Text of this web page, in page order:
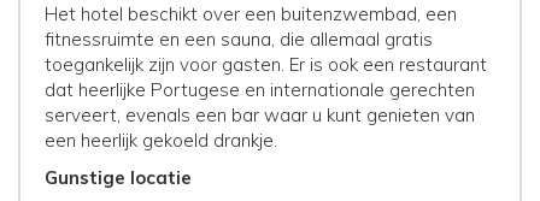
Het hotel beschikt over een buitenzwembad, een
fitnessruimte en een sauna, die allemaal gratis
toegankelijk zijn voor gasten. Er is ook een restaurant
dat heerlijke Portugese en internationale gerechten
serveert, evenals een bar waar u kunt genieten van
een heerlijk gekoeld drankje.
Gunstige locatie